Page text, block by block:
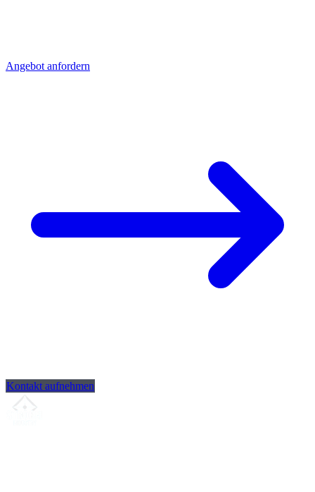
Angebot anfordern
Kontakt aufnehmen